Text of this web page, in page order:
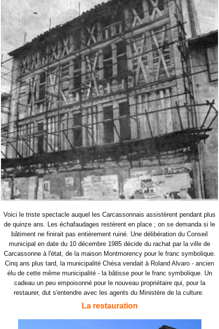
Voici le triste spectacle auquel les Carcassonnais assistèrent pendant plus
de quinze ans. Les échafaudages restèrent en place ; on se demanda si le
bâtiment ne finirait pas entièrement ruiné. Une délibération du Conseil
municipal en date du 10 décembre 1985 décide du rachat par la ville de
Carcassonne à l'état, de la maison Montmorency pour le franc symbolique.
Cinq ans plus tard, la municipalité Chésa vendait à Roland Alvaro - ancien
élu de cette même municipalité - la bâtisse pour le franc symbolique. Un
cadeau un peu empoisonné pour le nouveau propriétaire qui, pour la
restaurer, dut s'entendre avec les agents du Ministère de la culture.
La restauration